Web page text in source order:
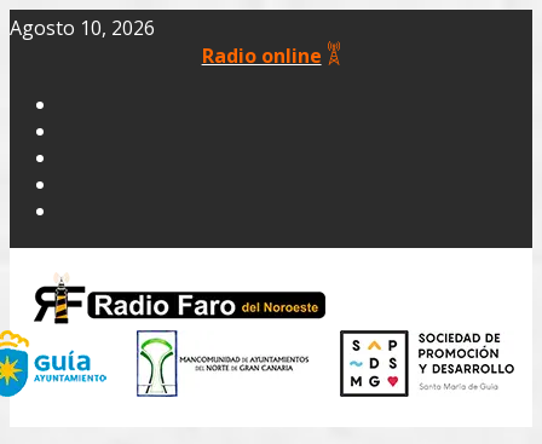
Agosto 10, 2026
Radio online